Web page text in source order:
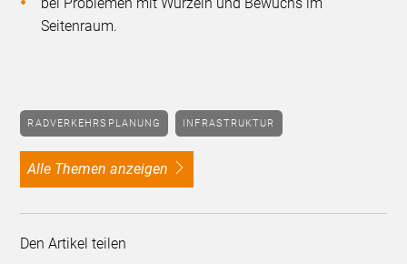
bei Problemen mit Wurzeln und Bewuchs im
Seitenraum.
RADVERKEHRSPLANUNG INFRASTRUKTUR
alle Themen anzeigen
Den Artikel teilen